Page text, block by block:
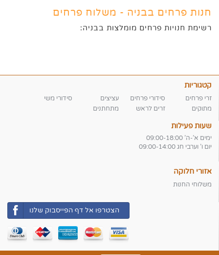
חנות פרחים בבניה - משלוח פרחים
רשימת חנויות פרחים מומלצות בבניה:
קטגוריות
זרי פרחים סידורי פרחים עציצים
סידורי משי
מתוקים
זרים לראש מתחתנים
שעות פעילות
ימים א'-ה' 09:00-18:00
יום ו' וערבי חג 09:00-14:00
אזורי חלוקה
משלוחי החנות
הצטרפו אל דף הפייסבוק שלנו